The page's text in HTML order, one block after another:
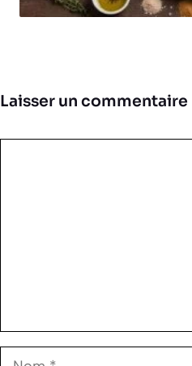
Laisser un commentaire
Nom